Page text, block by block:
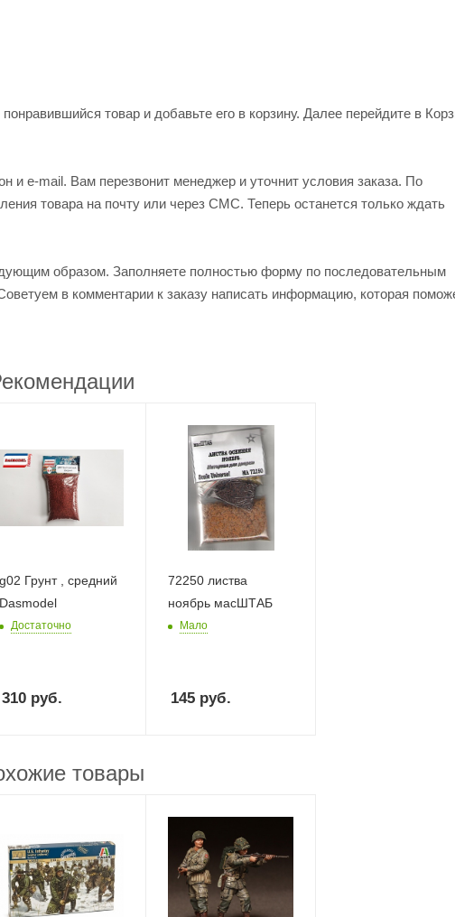
товар и добавьте его в корзину. Далее перейдите в
e-mail. Вам перезвонит менеджер и уточнит условия заказа. По
товара на почту или через СМС. Теперь останется только ждать
образом. Заполняете полностью форму по последовательным
в комментарии к заказу написать информацию, которая
g02 Грунт , средний
Dasmodel
Достаточно
310руб.
72250 листва
ноябрь масШТАБ
Мало
145 руб.
товары